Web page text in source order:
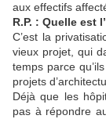
aux effectifs
R.P. : Quelle est
C’est la
vieux projet, qui
temps parce
projets
Déjà que les
pas à répondre